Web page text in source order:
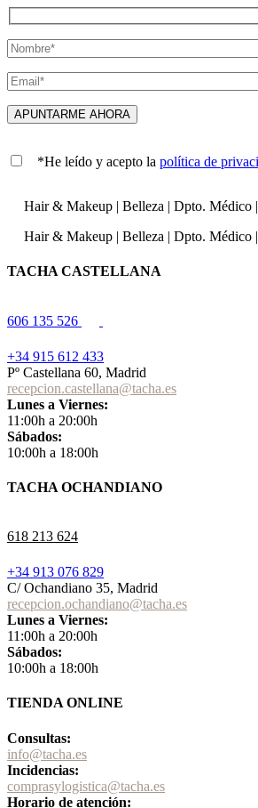
*He leído y acepto la política de
Hair & Makeup | Belleza | Dpto. Médico |
Hair & Makeup | Belleza | Dpto. Médico |
TACHA CASTELLANA
606 135 526
+34 915 612 433
Pº Castellana 60, Madrid
recepcion.castellana@tacha.es
Lunes a Viernes:
11:00h a 20:00h
Sábados:
10:00h a 18:00h
TACHA OCHANDIANO
618 213 624
+34 913 076 829
C/ Ochandiano 35, Madrid
recepcion.ochandiano@tacha.es
Lunes a Viernes:
11:00h a 20:00h
Sábados:
10:00h a 18:00h
TIENDA ONLINE
Consultas:
info@tacha.es
Incidencias:
comprasylogistica@tacha.es
Horario de atención: